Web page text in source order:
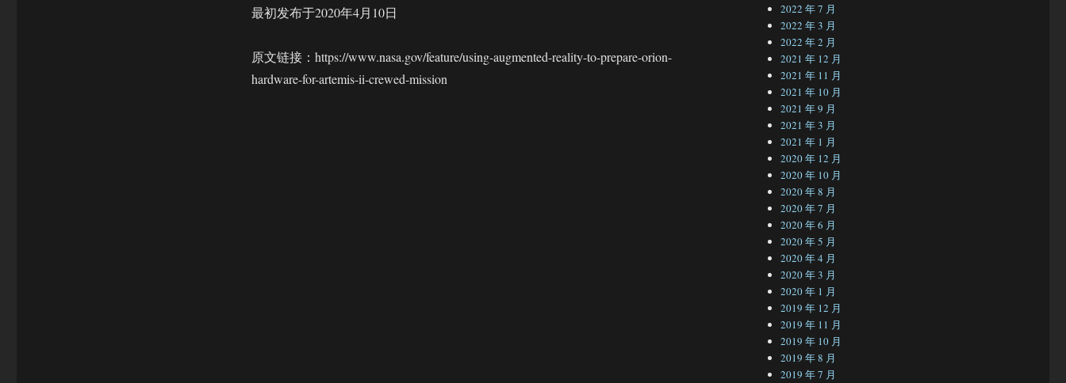
最初发布于2020年4月10日
原文链接：https://www.nasa.gov/feature/using-augmented-reality-to-prepare-orion-
hardware-for-artemis-ii-crewed-mission
2022 年 7 月
2022 年 3 月
2022 年 2 月
2021 年 12 月
2021 年 11 月
2021 年 10 月
2021 年 9 月
2021 年 3 月
2021 年 1 月
2020 年 12 月
2020 年 10 月
2020 年 8 月
2020 年 7 月
2020 年 6 月
2020 年 5 月
2020 年 4 月
2020 年 3 月
2020 年 1 月
2019 年 12 月
2019 年 11 月
2019 年 10 月
2019 年 8 月
2019 年 7 月